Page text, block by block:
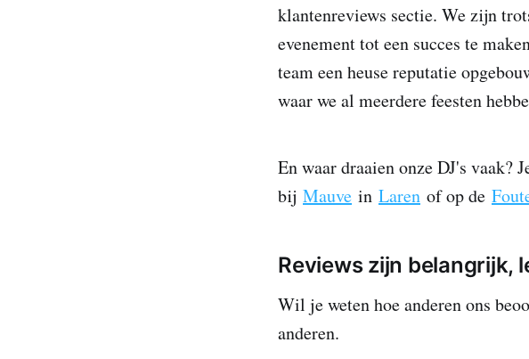
klantenreviews sectie. We zijn
evenement tot een succes te
team een heuse reputatie
waar we al meerdere feesten
En waar draaien onze DJ's vaak?
bij Mauve in Laren of op de
Reviews zijn belangrijk,
Wil je weten hoe anderen ons
anderen.